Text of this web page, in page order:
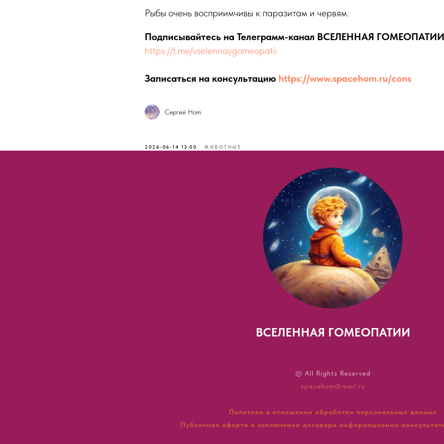
Рыбы очень восприимчивы к паразитам и червям.
Подписывайтесь на Телеграмм-канал ВСЕЛЕННАЯ ГОМЕОПАТИИ
https://t.me/vselennaygomeopatii
Записаться на консультацию https://www.spacehom.ru/cons
Сергей Hom
2026-06-14 13:00 ЖИВОТНЫЕ
ВСЕЛЕННАЯ ГОМЕОПАТИИ
© All Rights Reserved
spacehom@mail.ru
Политика в отношении обработки персональных данных
Публичная оферта о заключении договора информационно-